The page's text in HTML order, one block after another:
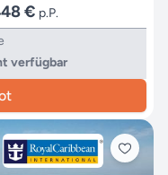
€ p.P.
verfügbar